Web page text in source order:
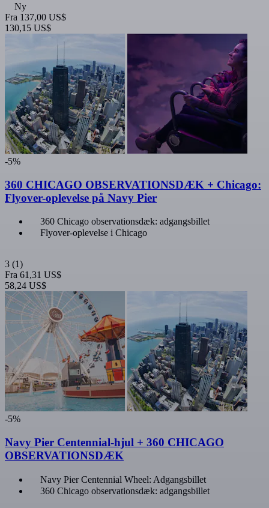
Ny
Fra 137,00 US$
130,15 US$
-5%
360 CHICAGO OBSERVATIONSDÆK + Chicago:
Flyover-oplevelse på Navy Pier
360 Chicago observationsdæk: adgangsbillet
Flyover-oplevelse i Chicago
3 (1)
Fra 61,31 US$
58,24 US$
-5%
Navy Pier Centennial-hjul + 360 CHICAGO
OBSERVATIONSDÆK
Navy Pier Centennial Wheel: Adgangsbillet
360 Chicago observationsdæk: adgangsbillet